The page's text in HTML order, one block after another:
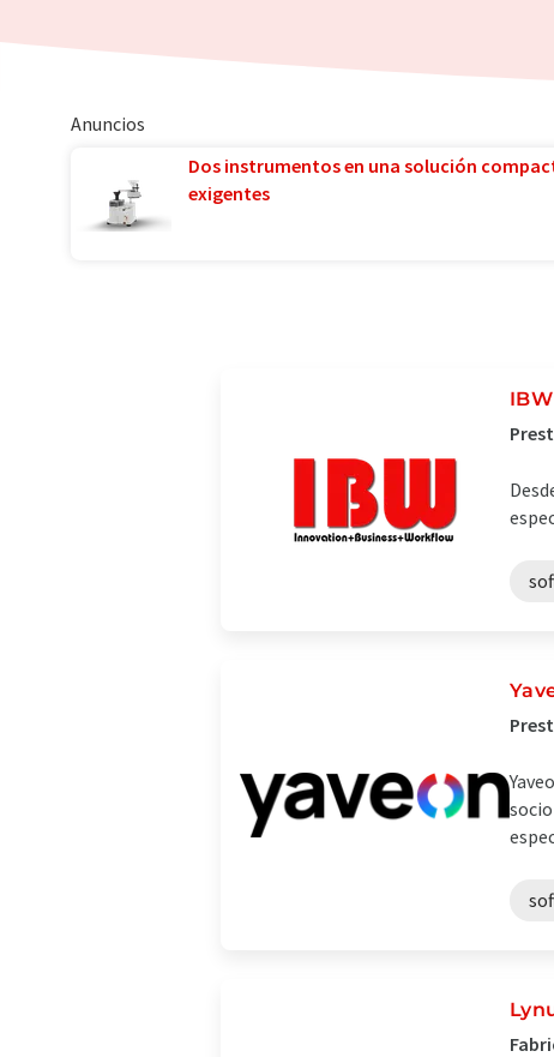
Anuncios
Dos instrumentos en una solución
exigentes